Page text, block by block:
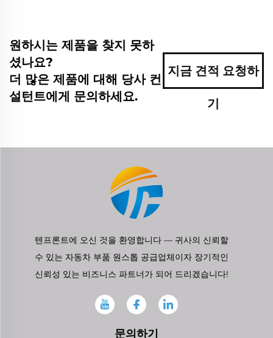
원하시는 제품을 찾지 못하
셨나요?
더 많은 제품에 대해 당사 컨
설턴트에게 문의하세요.
지금 견적 요청하
기
텐프론트에 오신 것을 환영합니다 — 귀사의 신뢰할
수 있는 자동차 부품 원스톱 공급업체이자 장기적인
신뢰성 있는 비즈니스 파트너가 되어 드리겠습니다!
문의하기